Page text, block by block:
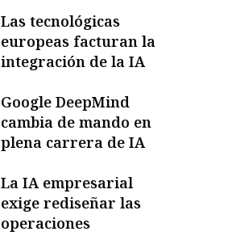
Las tecnológicas
europeas facturan la
integración de la IA
Google DeepMind
cambia de mando en
plena carrera de IA
La IA empresarial
exige rediseñar las
operaciones